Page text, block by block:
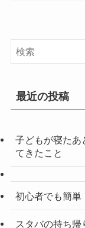
最近の投稿
子どもが寝たあ
てきたこと
初心者でも簡単
スタバの持ち